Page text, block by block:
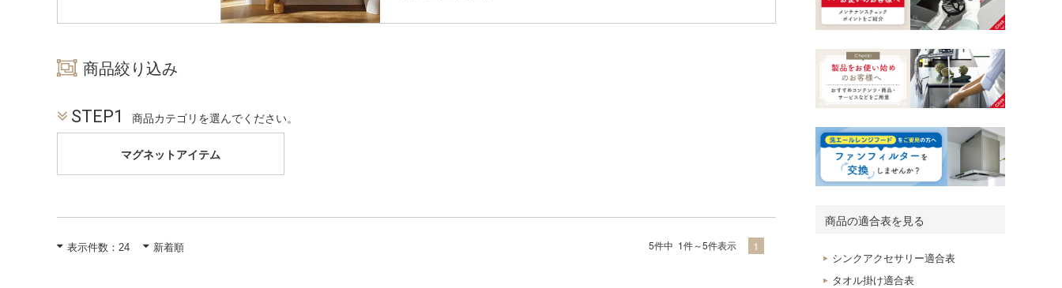
商品絞り込み
STEP1 商品カテゴリを選んでください。
マグネットアイテム
1
5件中 1件～5件表示
商品の適合表を見る
シンクアクセサリー適合表
タオル掛け適合表